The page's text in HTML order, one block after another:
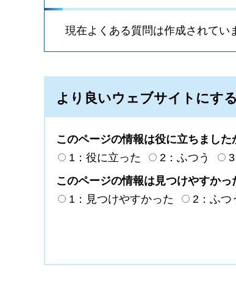
現在よくある質問は作成されてい
より良いウェブサイトにす
このページの情報は役に立ちました
1：役に立った
2：ふつう
このページの情報は見つけやすかっ
1：見つけやすかった
2：ふつ